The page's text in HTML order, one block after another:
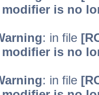
modifier is no
: in file
modifier is no
: in file